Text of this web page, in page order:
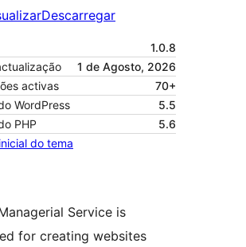
Descarregar
1.0.8
1 de Agosto, 2026
activas
70+
WordPress
5.5
PHP
5.6
do tema
Service is
for creating websites